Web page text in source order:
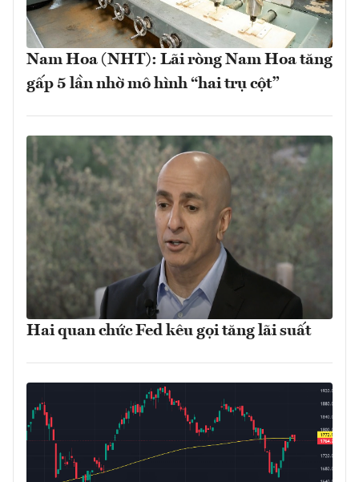
Nam Hoa (NHT): Lãi ròng Nam Hoa tăng
gấp 5 lần nhờ mô hình “hai trụ cột”
Hai quan chức Fed kêu gọi tăng lãi suất